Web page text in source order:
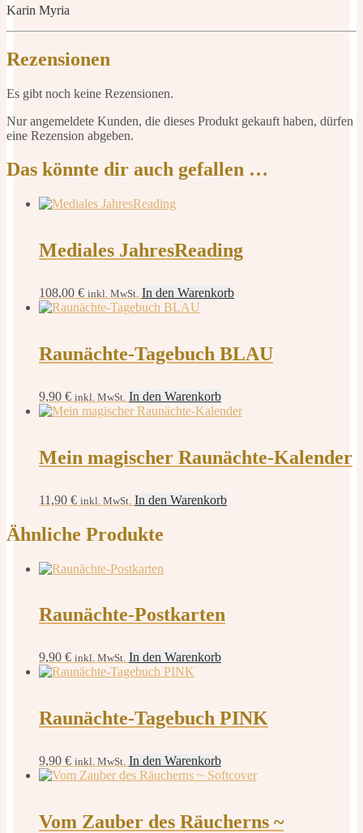
Karin Myria
Rezensionen
Es gibt noch keine Rezensionen.
Nur angemeldete Kunden, die dieses Produkt gekauft haben, dürfen
eine Rezension abgeben.
Das könnte dir auch gefallen …
Mediales JahresReading
108,00 € inkl. MwSt. In den Warenkorb
Raunächte-Tagebuch BLAU
9,90 € inkl. MwSt. In den Warenkorb
Mein magischer Raunächte-Kalender
11,90 € inkl. MwSt. In den Warenkorb
Ähnliche Produkte
Raunächte-Postkarten
9,90 € inkl. MwSt. In den Warenkorb
Raunächte-Tagebuch PINK
9,90 € inkl. MwSt. In den Warenkorb
Vom Zauber des Räucherns ~